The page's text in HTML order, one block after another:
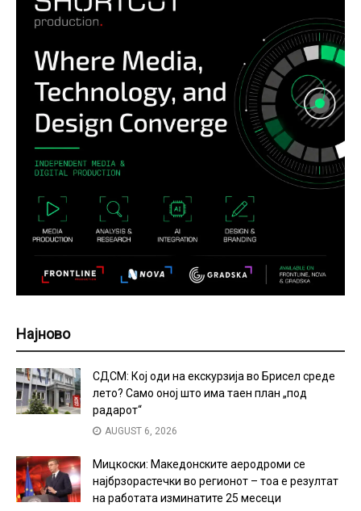
Најново
СДСМ: Кој оди на екскурзија во Брисел среде
лето? Само оној што има таен план „под
радарот“
AUGUST 6, 2026
Мицкоски: Македонските аеродроми се
најбрзорастечки во регионот – тоа е резултат
на работата изминатите 25 месеци